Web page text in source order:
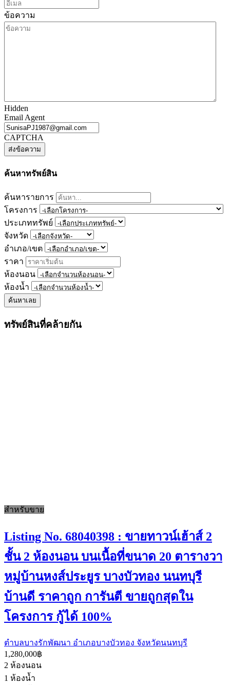
ข้อความ
Hidden
Email Agent
CAPTCHA
ค้นหาทรัพย์สิน
ค้นหารายการ
โครงการ
ประเภททรัพย์
จังหวัด
อำเภอ/เขต
ราคา
ห้องนอน
ห้องน้ำ
ค้นหาเลย
ทรัพย์สินที่คล้ายกัน
สำหรับขาย
Listing No. 68040398 : ขายทาวน์เฮ้าส์ 2
ชั้น 2 ห้องนอน บนเนื้อที่ขนาด 20 ตารางวา
หมู่บ้านหงส์ประยูร บางบัวทอง นนทบุรี
บ้านดี ราคาถูก การันตี ขายถูกสุดใน
โครงการ กู้ได้ 100%
ตำบลบางรักพัฒนา อำเภอบางบัวทอง จังหวัดนนทบุรี
1,280,000฿
2 ห้องนอน
1 ห้องน้ำ